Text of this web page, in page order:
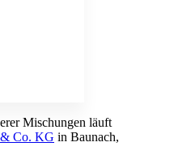
Mischungen läuft
Co. KG in Baunach,